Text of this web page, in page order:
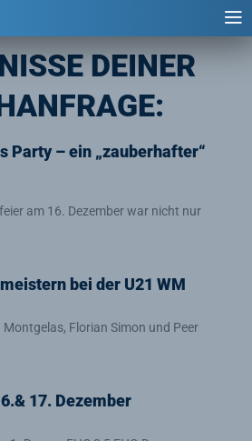
DEINER
Party – ein „zauberhafter“
am 16. Dezember war nicht nur
bei der U21 WM
Florian Simon und Peer
17. Dezember
SeiteSeiteSeiteSeiteSeite